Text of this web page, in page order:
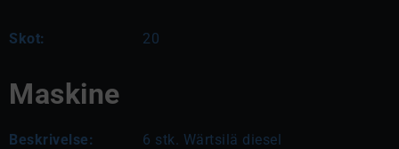
Skot: 20
Maskine
Beskrivelse: 6 stk. Wärtsilä diesel